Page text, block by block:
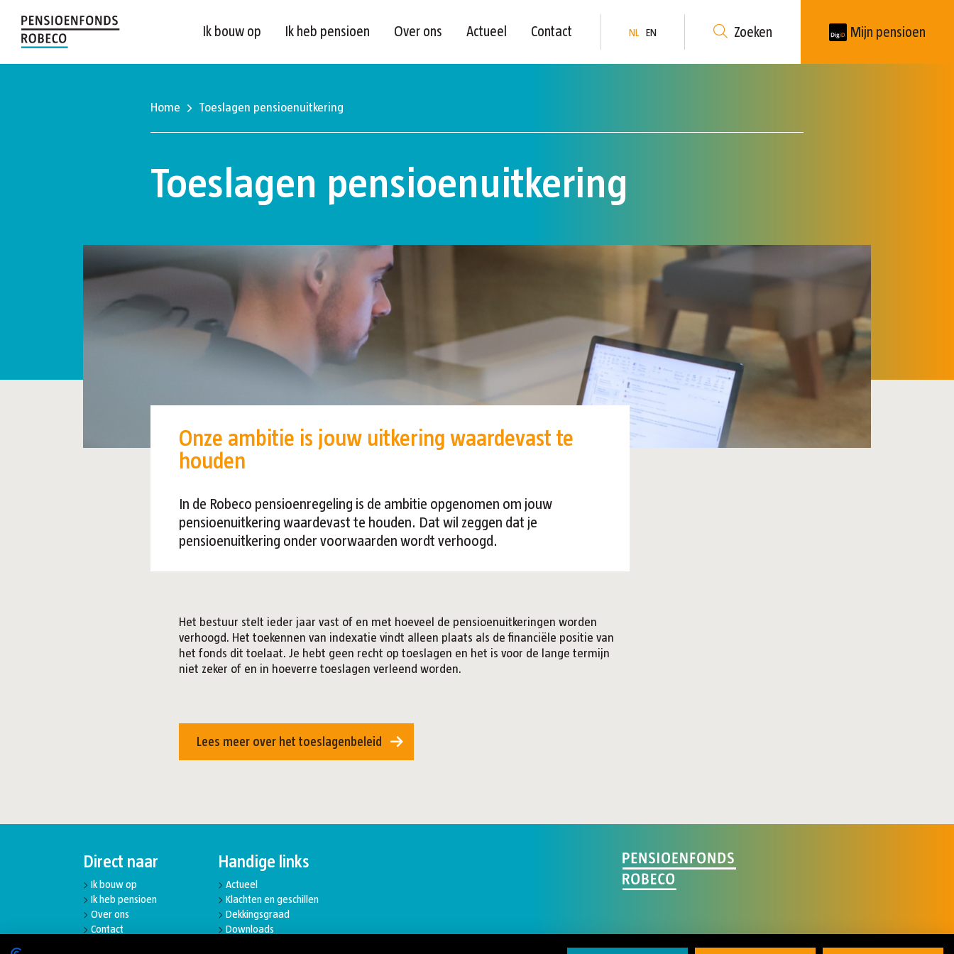
Ik bouw op Ik heb pensioen Over ons Actueel Contact NL EN Zoeken Mijn pensioen
Home Toeslagen pensioenuitkering
Toeslagen pensioenuitkering
Onze ambitie is jouw uitkering waardevast te
houden
In de Robeco pensioenregeling is de ambitie opgenomen om jouw
pensioenuitkering waardevast te houden. Dat wil zeggen dat je
pensioenuitkering onder voorwaarden wordt verhoogd.
Het bestuur stelt ieder jaar vast of en met hoeveel de pensioenuitkeringen worden
verhoogd. Het toekennen van indexatie vindt alleen plaats als de financiële positie van
het fonds dit toelaat. Je hebt geen recht op toeslagen en het is voor de lange termijn
niet zeker of en in hoeverre toeslagen verleend worden.
Lees meer over het toeslagenbeleid
Direct naar
Ik bouw op
Ik heb pensioen
Over ons
Contact
Handige links
Actueel
Klachten en geschillen
Dekkingsgraad
Downloads